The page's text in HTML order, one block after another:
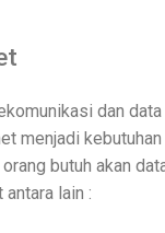
dan
menjadi
butuh akan
lain :